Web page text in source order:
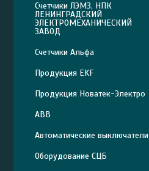
Счетчики ЛЭМЗ, НПК
ЛЕНИНГРАДСКИЙ
ЭЛЕКТРОМЕХАНИЧЕСКИЙ
ЗАВОД
Счетчики Альфа
Продукция EKF
Продукция Новатек-Электро
ABB
Автоматические выключатели
Оборудование СЦБ